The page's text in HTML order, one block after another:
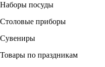
Наборы посуды
Столовые приборы
Сувениры
Товары по праздникам